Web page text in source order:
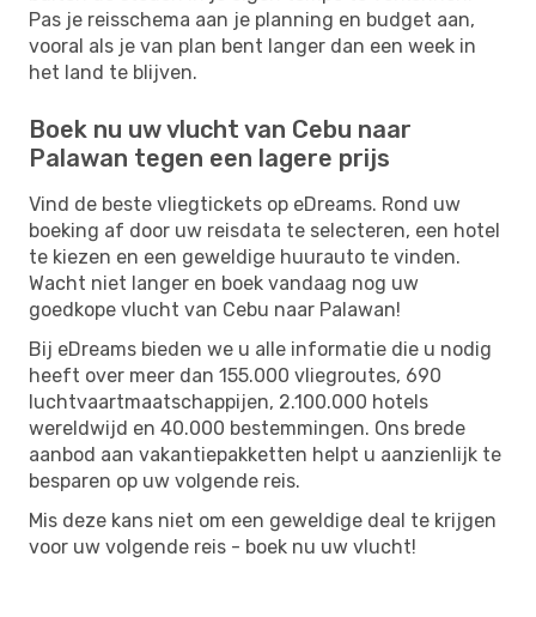
Pas je reisschema aan je planning en budget aan,
vooral als je van plan bent langer dan een week in
het land te blijven.
Boek nu uw vlucht van Cebu naar
Palawan tegen een lagere prijs
Vind de beste vliegtickets op eDreams. Rond uw
boeking af door uw reisdata te selecteren, een hotel
te kiezen en een geweldige huurauto te vinden.
Wacht niet langer en boek vandaag nog uw
goedkope vlucht van Cebu naar Palawan!
Bij eDreams bieden we u alle informatie die u nodig
heeft over meer dan 155.000 vliegroutes, 690
luchtvaartmaatschappijen, 2.100.000 hotels
wereldwijd en 40.000 bestemmingen. Ons brede
aanbod aan vakantiepakketten helpt u aanzienlijk te
besparen op uw volgende reis.
Mis deze kans niet om een ​​geweldige deal te krijgen
voor uw volgende reis - boek nu uw vlucht!